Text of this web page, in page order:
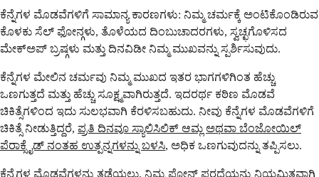
ಕೆನ್ನೆಗಳ ಮೊಡವೆಗಳಿಗೆ ಸಾಮಾನ್ಯ ಕಾರಣಗಳು: ನಿಮ್ಮ ಚರ್ಮಕ್ಕೆ ಅಂಟಿಕೊಂಡಿರುವ
ಕೊಳಕು ಸೆಲ್ ಫೋನ್ಗಳು, ತೊಳೆಯದ ದಿಂಬುಚಾದರಗಳು, ಸ್ವಚ್ಛಗೊಳಿಸದ
ಮೇಕ್ಅಪ್ ಬ್ರಷ್ಗಳು ಮತ್ತು ದಿನವಿಡೀ ನಿಮ್ಮ ಮುಖವನ್ನು ಸ್ಪರ್ಶಿಸುವುದು.
ಕೆನ್ನೆಗಳ ಮೇಲಿನ ಚರ್ಮವು ನಿಮ್ಮ ಮುಖದ ಇತರ ಭಾಗಗಳಿಗಿಂತ ಹೆಚ್ಚು
ಒಣಗುತ್ತದೆ ಮತ್ತು ಹೆಚ್ಚು ಸೂಕ್ಷ್ಮವಾಗಿರುತ್ತದೆ. ಇದರರ್ಥ ಕಠಿಣ ಮೊಡವೆ
ಚಿಕಿತ್ಸೆಗಳಿಂದ ಇದು ಸುಲಭವಾಗಿ ಕೆರಳಿಸಬಹುದು. ನೀವು ಕೆನ್ನೆಗಳ ಮೊಡವೆಗಳಿಗೆ
ಚಿಕಿತ್ಸೆ ನೀಡುತ್ತಿದ್ದರೆ, ಪ್ರತಿ ದಿನವೂ ಸ್ಯಾಲಿಸಿಲಿಕ್ ಆಮ್ಲ ಅಥವಾ ಬೆಂಜೋಯಿಲ್
ಪೆರಾಕ್ಸೈಡ್ ನಂತಹ ಉತ್ಪನ್ನಗಳನ್ನು ಬಳಸಿ, ಅಧಿಕ ಒಣಗುವುದನ್ನು ತಪ್ಪಿಸಲು.
ಕೆನ್ನೆಗಳ ಮೊಡವೆಗಳನ್ನು ತಡೆಯಲು, ನಿಮ್ಮ ಫೋನ್ ಪರದೆಯನ್ನು ನಿಯಮಿತವಾಗಿ